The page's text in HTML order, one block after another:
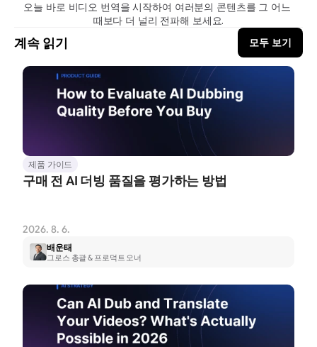
오늘 바로 비디오 번역을 시작하여 여러분의 콘텐츠를 그 어느
때보다 더 널리 전파해 보세요.
계속 읽기 모두 보기
제품 가이드
구매 전 AI 더빙 품질을 평가하는 방법
2026. 8. 6.
배운태
그로스 총괄 & 프로덕트 오너